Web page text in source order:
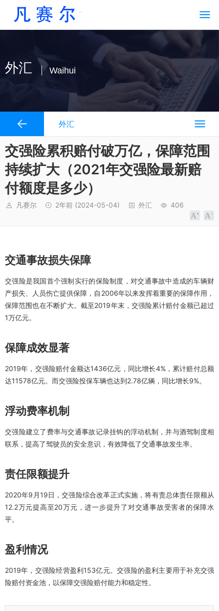
外汇 Waihui
外汇
交强险累积赔付破万亿，保障范围
持续扩大（2021年交强险最新赔
付额度是多少）
凡赛尔 2年前 (2024-05-04) 外汇 406
交通事故损失保障
交强险是我国首个强制实行的保险制度，对交通事故中造成的车辆财
产损失、人员伤亡提供保障，自2006年以来发挥着重要的保障作用，
保障范围也在不断扩大。截至2019年末，交强险累计赔付金额已超过
1万亿元。
保障成效显著
2019年，交强险赔付金额达1436亿元，同比增长4%，累计赔付总额
达11578亿元。而交强险投保车辆也达到2.78亿辆，同比增长9%。
浮动费率机制
交强险建立了费率与交通事故记录挂钩的浮动机制，并与酒驾制度相
联系，提高了驾驶员的安全意识，有效降低了交通事故发生率。
责任限额提升
2020年9月19日，交强险综合改革正式实施，将有责总体责任限额从
12.2万元提高至20万元，进一步提升了对交通事故受害者的保障水
平。
盈利情况
2019年，交强险经营盈利153亿元。交强险的盈利主要用于补充交强
险赔付资金池，以保障交强险赔付能力和稳定性。